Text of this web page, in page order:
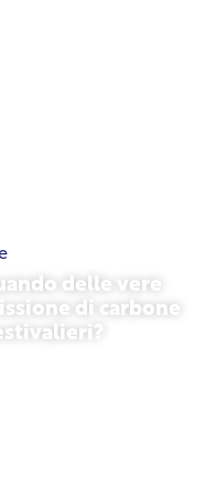
delle vere
di carbone